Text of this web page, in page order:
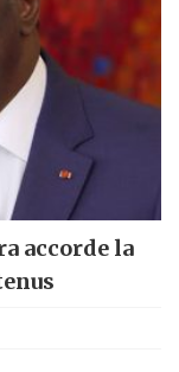
accorde la